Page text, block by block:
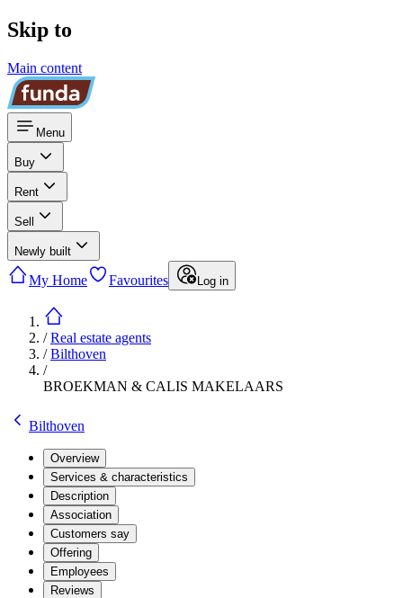
Skip to
Main content
Menu
Buy
Rent
Sell
Newly built
My Home Favourites Log in
/Real estate agents
/Bilthoven
/
BROEKMAN & CALIS MAKELAARS
Bilthoven
Overview
Services & characteristics
Description
Association
Customers say
Offering
Employees
Reviews